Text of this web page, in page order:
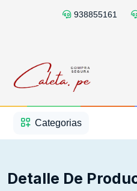
938855161
Categorias
Detalle De